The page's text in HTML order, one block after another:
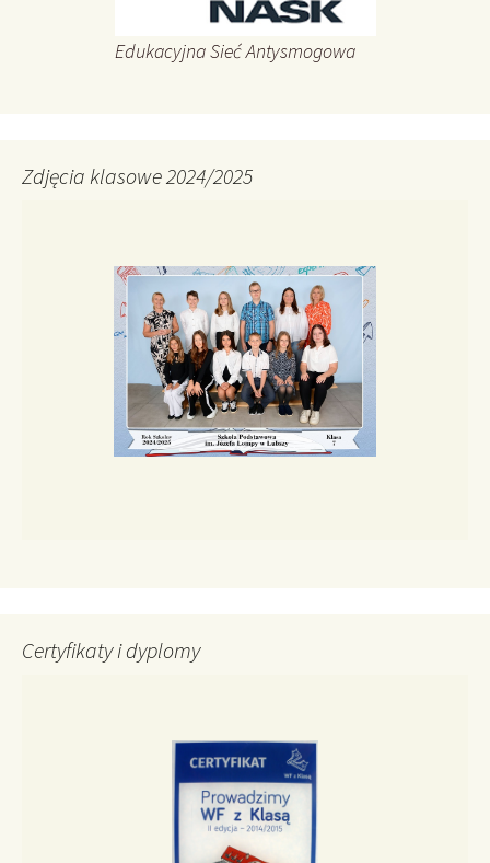
Edukacyjna Sieć Antysmogowa
Zdjęcia klasowe 2024/2025
Certyfikaty i dyplomy